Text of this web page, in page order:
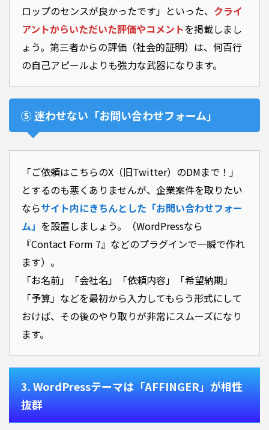
ロップのセンスが良かったです」といった、 クライ
アントからいただいた評価やコメントを掲載しまし
ょう。第三者からの評価（社会的証明）は、何百行
の自己アピールよりも強力な武器になります。
⑤ 迷わせない「お問い合わせフォーム」
「ご依頼はこちらのX（旧Twitter）のDMまで！」
とするのも悪くありませんが、企業案件を取りたい
ならサイト内にきちんとした「お問い合わせフォー
ム」 を設置しましょう。（WordPressなら
『Contact Form 7』などのプラグインで一瞬で作れ
ます）。
「お名前」「会社名」「依頼内容」「希望納期」
「予算」などを最初から入力してもらう形式にして
おけば、その後のやり取りが非常にスムーズになり
ます。
3. WordPressテーマは「AFFINGER」が相性
抜群